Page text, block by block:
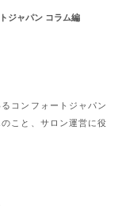
ジャパン コラム編
コンフォートジャパン
こと、サロン運営に役